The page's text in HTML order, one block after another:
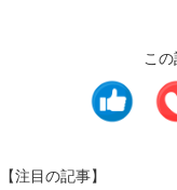
こ
【注目の記事】